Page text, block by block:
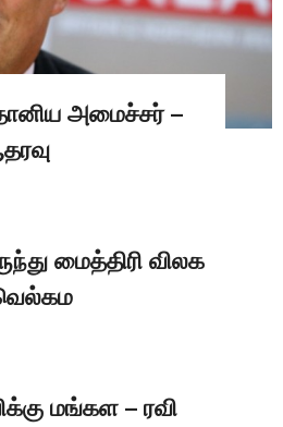
அமைச்சர் –
மைத்திரி விலக
மங்கள – ரவி